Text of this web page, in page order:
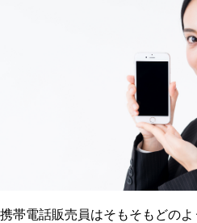
携帯電話販売員はそもそもどの